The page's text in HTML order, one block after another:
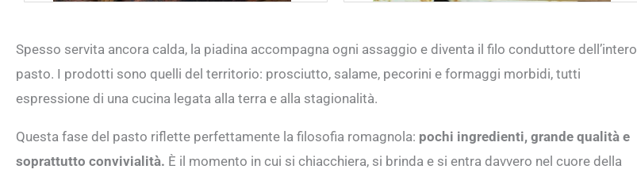
Spesso servita ancora calda, la piadina accompagna ogni assaggio e diventa il filo conduttore dell’intero
pasto. I prodotti sono quelli del territorio: prosciutto, salame, pecorini e formaggi morbidi, tutti
espressione di una cucina legata alla terra e alla stagionalità.
Questa fase del pasto riflette perfettamente la filosofia romagnola: pochi ingredienti, grande qualità e
soprattutto convivialità. È il momento in cui si chiacchiera, si brinda e si entra davvero nel cuore della